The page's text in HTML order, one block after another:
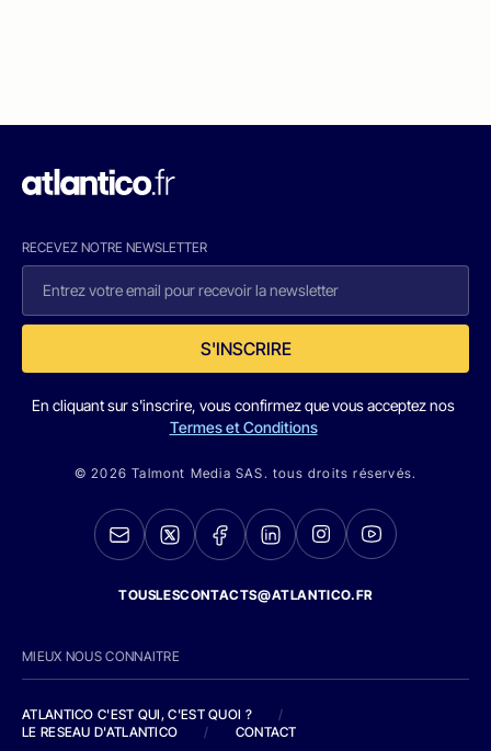
RECEVEZ NOTRE NEWSLETTER
S'INSCRIRE
En cliquant sur s'inscrire, vous confirmez que vous acceptez nos
Termes et Conditions
© 2026 Talmont Media SAS. tous droits réservés.
TOUSLESCONTACTS@ATLANTICO.FR
MIEUX NOUS CONNAITRE
ATLANTICO C'EST QUI, C'EST QUOI ?
/
LE RESEAU D'ATLANTICO
/ CONTACT